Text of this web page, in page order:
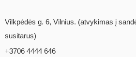
Vilkpėdės g. 6, Vilnius. (atvykimas į
susitarus)
+3706 4444 646